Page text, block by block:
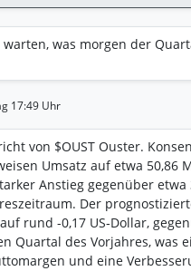
was morgen der
17:49 Uhr
von $OUST Ouster.
Umsatz auf etwa 50,86
Anstieg gegenüber
Der
rund -0,17 US‑Dollar,
Quartal des Vorjahres, was
und eine